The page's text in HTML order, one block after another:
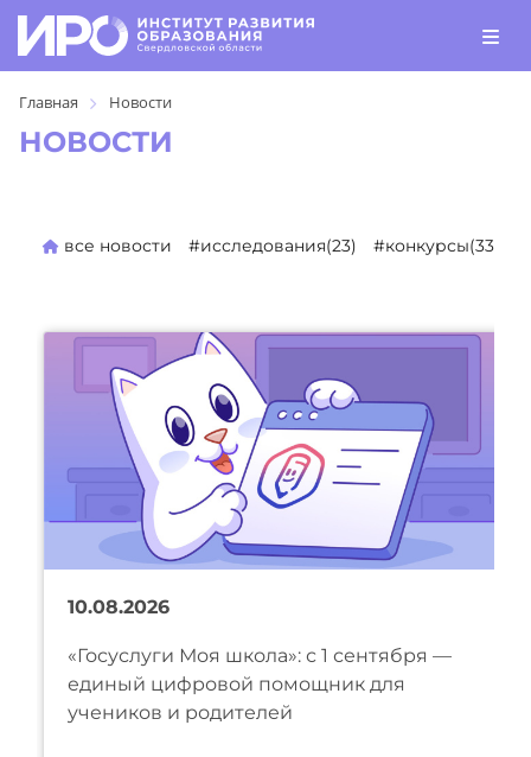
Главная Новости
НОВОСТИ
все новости #исследования(23) #конкурсы(330)
10.08.2026
«Госуслуги Моя школа»: с 1 сентября —
единый цифровой помощник для
учеников и родителей